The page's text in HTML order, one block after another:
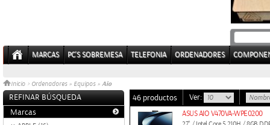
MARCAS PC'S SOBREMESA TELEFONIA ORDENADORES
Inicio > Ordenadores » Equipos » Aio
REFINAR BÚSQUEDA
Marcas
46 productos Ver:
ASUS AIO V470VA-WPE0200